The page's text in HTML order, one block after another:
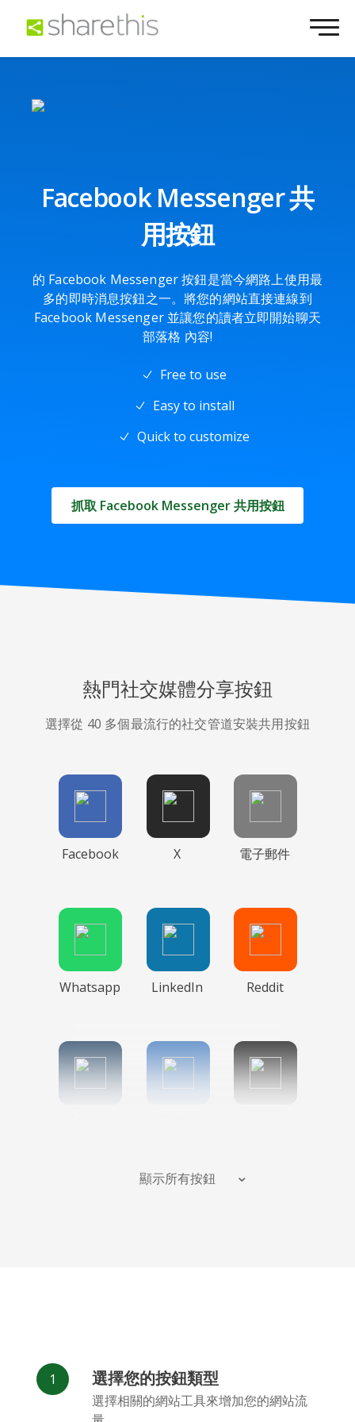
Facebook Messenger 共
用按鈕
的 Facebook Messenger 按鈕是當今網路上使用最
多的即時消息按鈕之一。將您的網站直接連線到
Facebook Messenger 並讓您的讀者立即開始聊天
部落格 內容!
Free to use
Easy to install
Quick to customize
抓取 Facebook Messenger 共用按鈕
熱門社交媒體分享按鈕
選擇從 40 多個最流行的社交管道安裝共用按鈕
Facebook X 電子郵件
Whatsapp LinkedIn Reddit
Facebook
Messenger
Odnoklassniki
顯示所有按鈕
選擇您的按鈕類型
選擇相關的網站工具來增加您的網站流